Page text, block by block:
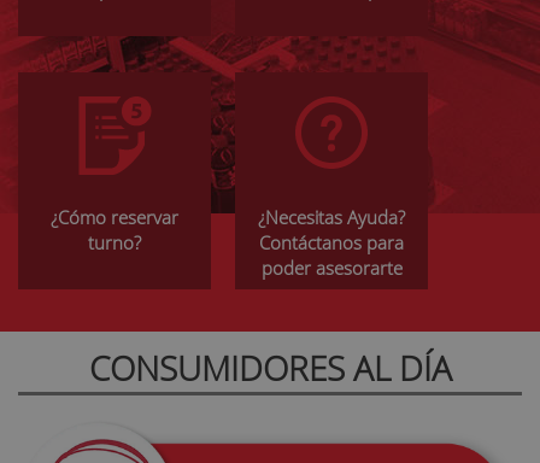
¿Cómo reservar
turno?
¿Necesitas Ayuda?
Contáctanos para
poder asesorarte
CONSUMIDORES AL DÍA